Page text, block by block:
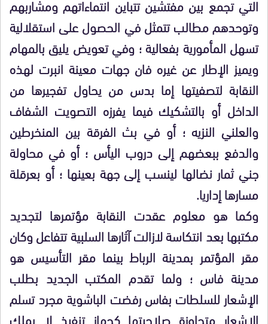
التي تجمع بين مفتشين تتباين انتماءاتهم ومشاربهم
وتوحدهم مطالب تتمثل في الحصول على استقلالية
تسهل المأمورية بفعالية ؛ وفي تعويض يليق بالمهام
ويميز الإطار عن غيره فان جهات معينة انبرت لهذه
النقابة لتصفيتها إما بدس من يحاول تفجيرها من
الداخل أو بالتشكيك فيما يفرزه التصويت الشفاف
والعلني النزيه ؛ أو في بث الفرقة بين المنخرطين
والدفع ببعضهم إلى دروب اليأس ؛ أو في محاولة
جني ثمار نضالها لينسب إلى جهة بعينها ؛ أو بعرقلة
مسارها إداريا.
وكما هو معلوم عقدت النقابة مؤتمرها لتجديد
مكتبها بعد انتكاسة لازالت آثارها السلبية تتفاعل وكان
مقر المؤتمر بمدينة الرباط بينما مقر التأسيس هو
مدينة فاس ؛ ولما تقدم المكتب الجديد بطلب
الإشعار للسلطات بفاس رفضت الباشوية مجرد تسلم
الإشعار متجاوزة صلاحيتها كجهاز تنفيذ لا يملك